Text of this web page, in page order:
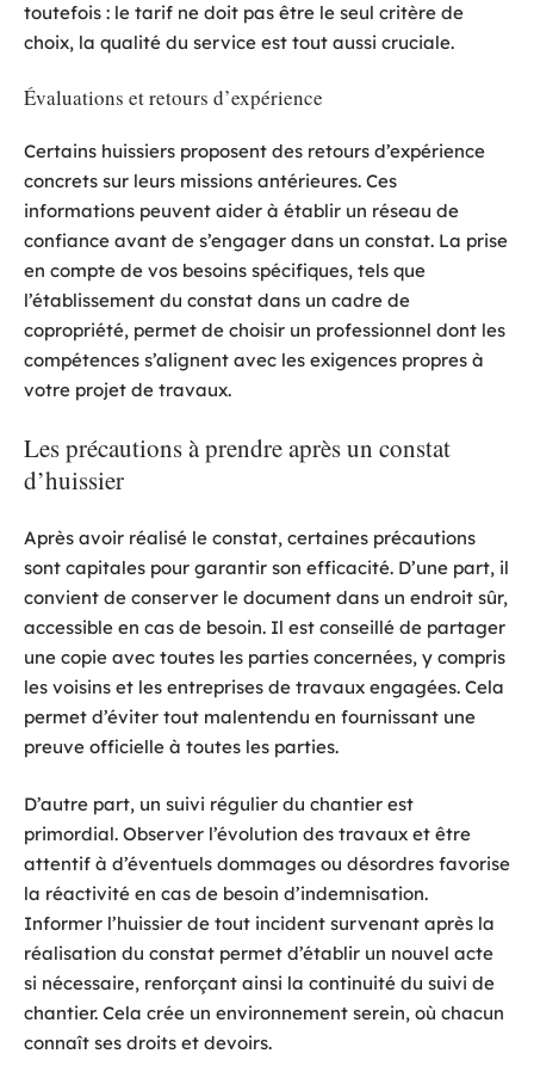
toutefois : le tarif ne doit pas être le seul critère de
choix, la qualité du service est tout aussi cruciale.
Évaluations et retours d’expérience
Certains huissiers proposent des retours d’expérience
concrets sur leurs missions antérieures. Ces
informations peuvent aider à établir un réseau de
confiance avant de s’engager dans un constat. La prise
en compte de vos besoins spécifiques, tels que
l’établissement du constat dans un cadre de
copropriété, permet de choisir un professionnel dont les
compétences s’alignent avec les exigences propres à
votre projet de travaux.
Les précautions à prendre après un constat
d’huissier
Après avoir réalisé le constat, certaines précautions
sont capitales pour garantir son efficacité. D’une part, il
convient de conserver le document dans un endroit sûr,
accessible en cas de besoin. Il est conseillé de partager
une copie avec toutes les parties concernées, y compris
les voisins et les entreprises de travaux engagées. Cela
permet d’éviter tout malentendu en fournissant une
preuve officielle à toutes les parties.
D’autre part, un suivi régulier du chantier est
primordial. Observer l’évolution des travaux et être
attentif à d’éventuels dommages ou désordres favorise
la réactivité en cas de besoin d’indemnisation.
Informer l’huissier de tout incident survenant après la
réalisation du constat permet d’établir un nouvel acte
si nécessaire, renforçant ainsi la continuité du suivi de
chantier. Cela crée un environnement serein, où chacun
connaît ses droits et devoirs.